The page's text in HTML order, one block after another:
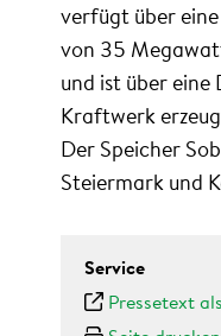
verfügt über
von 35
und ist über
Kraftwerk
Der Speicher
Steiermark und
Service
Pressetext